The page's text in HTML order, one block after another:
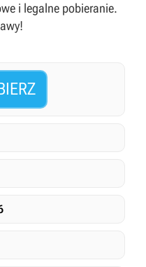
i legalne pobieranie.